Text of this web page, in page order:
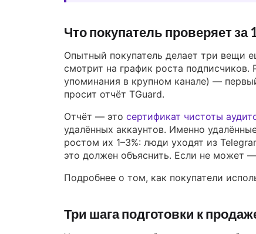
Что покупатель проверяет за
Опытный покупатель делает три вещи
смотрит на график роста
упоминания в крупном канале) —
просит отчёт TGuard.
Отчёт — это сертификат чистоты
удалённых аккаунтов. Именно
ростом их 1–3%: люди уходят из
это должен объяснить. Если не может
Подробнее о том, как покупатели
Три шага подготовки к